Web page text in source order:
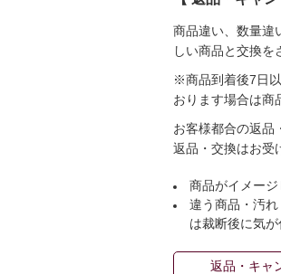
商品違い、数量違
しい商品と交換を
※商品到着後7日
おります場合は商
お客様都合の返品
返品・交換はお受
商品がイメー
違う商品・汚
は裁断後に気が
返品・キャ